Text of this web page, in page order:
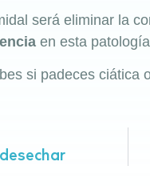
será eliminar la
en esta
si padeces